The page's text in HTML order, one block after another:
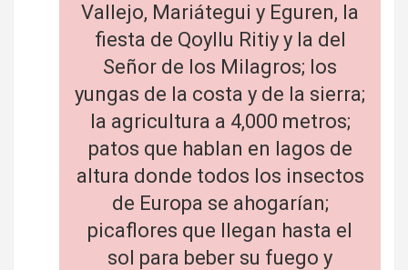
Vallejo, Mariátegui y Eguren, la
fiesta de Qoyllu Ritiy y la del
Señor de los Milagros; los
yungas de la costa y de la sierra;
la agricultura a 4,000 metros;
patos que hablan en lagos de
altura donde todos los insectos
de Europa se ahogarían;
picaflores que llegan hasta el
sol para beber su fuego y